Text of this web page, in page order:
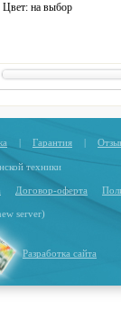
Цвет: на выбор
| Гарантия |
техники
Договор-оферта
server)
Разработка сайта